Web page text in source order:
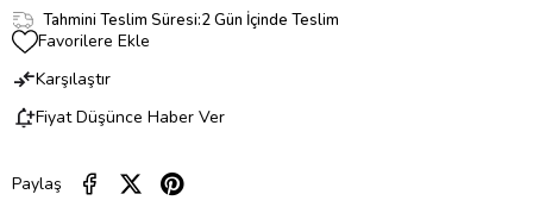
Tahmini Teslim Süresi:2 Gün İçinde Teslim
Favorilere Ekle
Karşılaştır
Fiyat Düşünce Haber Ver
Paylaş